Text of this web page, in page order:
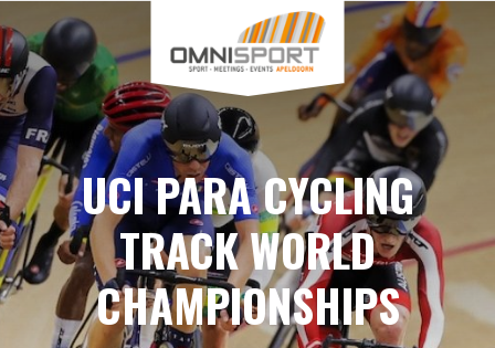
UCI PARA CYCLING
TRACK WORLD
CHAMPIONSHIPS